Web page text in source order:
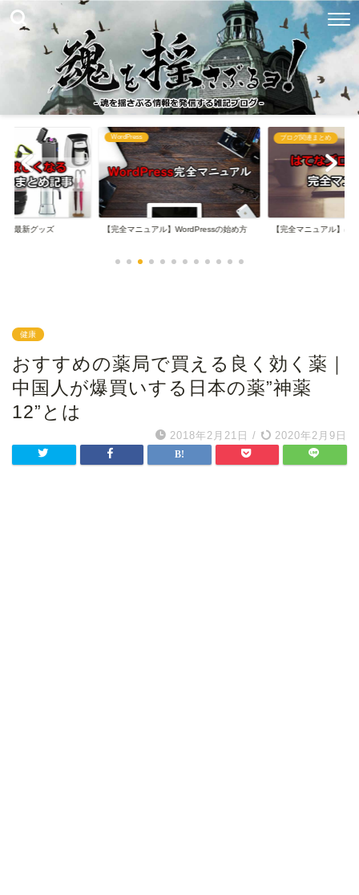
る最新グッズ
WordPress
【完全マニュアル】WordPressの始め方
ブログ関連まとめ
【完全マニュアル】は
健康
おすすめの薬局で買える良く効く薬｜
中国人が爆買いする日本の薬”神薬
12”とは
2018年2月21日 / 2020年2月9日